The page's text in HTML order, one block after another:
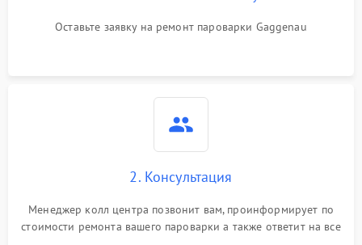
Оставьте заявку на ремонт пароварки Gaggenau
2. Консультация
Менеджер колл центра позвонит вам, проинформирует по
стоимости ремонта вашего пароварки а также ответит на все